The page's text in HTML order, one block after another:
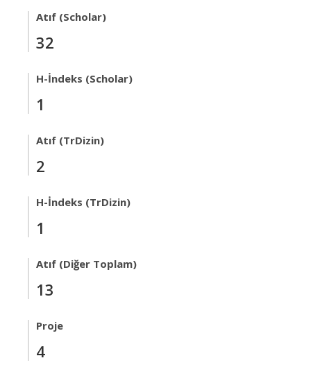
Atıf (Scholar)
32
H-İndeks (Scholar)
1
Atıf (TrDizin)
2
H-İndeks (TrDizin)
1
Atıf (Diğer Toplam)
13
Proje
4